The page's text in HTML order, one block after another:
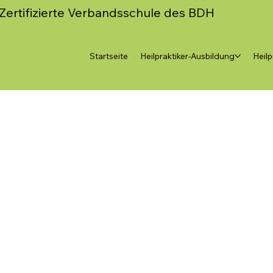
Verbandsschule des BDH
Startseite Heilpraktiker-Ausbildung